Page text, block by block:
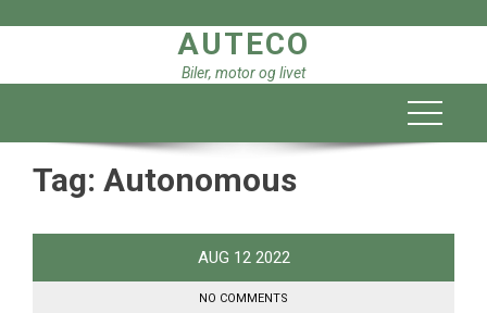
AUTECO
Biler, motor og livet
Tag: Autonomous
AUG 12 2022
NO COMMENTS